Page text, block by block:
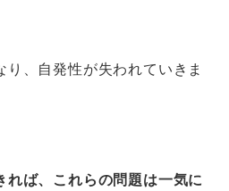
、自発性が失われていきま
れば、これらの問題は一気に